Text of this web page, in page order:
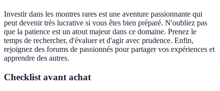
Investir dans les montres rares est une aventure passionnante qui
peut devenir très lucrative si vous êtes bien préparé. N'oubliez pas
que la patience est un atout majeur dans ce domaine. Prenez le
temps de rechercher, d'évaluer et d'agir avec prudence. Enfin,
rejoignez des forums de passionnés pour partager vos expériences et
apprendre des autres.
Checklist avant achat